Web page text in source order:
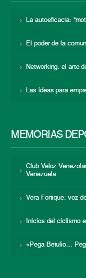
La autoeficacia:
El poder de la
Networking: el arte
Las ideas para
MEMORIAS
Club Veloz
Venezuela
Vera Fortique: voz
Inicios del ciclismo
«Pega Betulio…